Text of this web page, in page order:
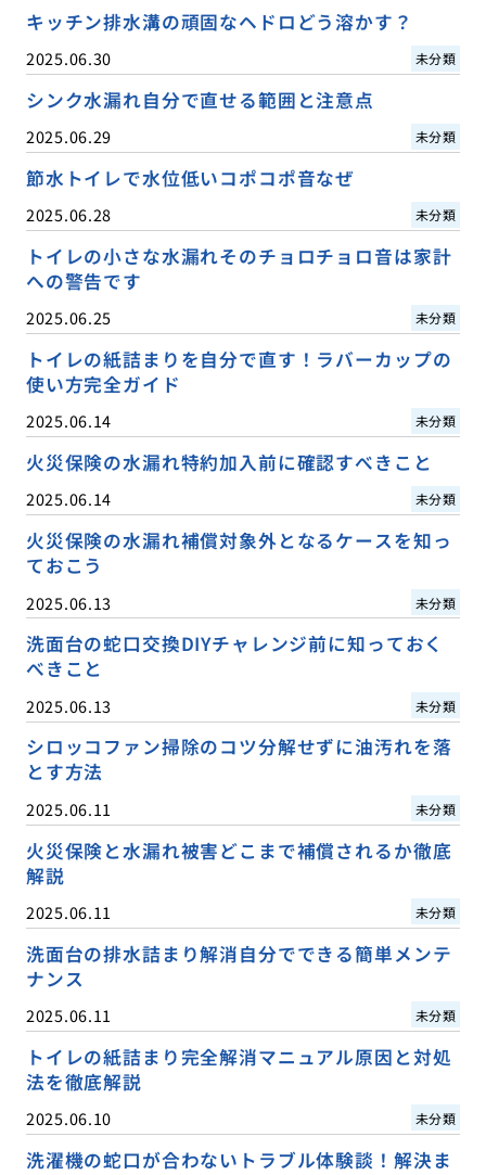
キッチン排水溝の頑固なヘドロどう溶かす？
2025.06.30 未分類
シンク水漏れ自分で直せる範囲と注意点
2025.06.29 未分類
節水トイレで水位低いコポコポ音なぜ
2025.06.28 未分類
トイレの小さな水漏れそのチョロチョロ音は家計
への警告です
2025.06.25 未分類
トイレの紙詰まりを自分で直す！ラバーカップの
使い方完全ガイド
2025.06.14 未分類
火災保険の水漏れ特約加入前に確認すべきこと
2025.06.14 未分類
火災保険の水漏れ補償対象外となるケースを知っ
ておこう
2025.06.13 未分類
洗面台の蛇口交換DIYチャレンジ前に知っておく
べきこと
2025.06.13 未分類
シロッコファン掃除のコツ分解せずに油汚れを落
とす方法
2025.06.11 未分類
火災保険と水漏れ被害どこまで補償されるか徹底
解説
2025.06.11 未分類
洗面台の排水詰まり解消自分でできる簡単メンテ
ナンス
2025.06.11 未分類
トイレの紙詰まり完全解消マニュアル原因と対処
法を徹底解説
2025.06.10 未分類
洗濯機の蛇口が合わないトラブル体験談！解決ま